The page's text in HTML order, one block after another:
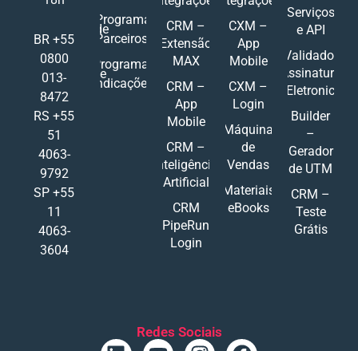
BR +55
0800
013-
8472
RS +55
51
4063-
9792
SP +55
11
4063-
3604
Programa
de
Parceiros
Programa
de
Indicações
CRM –
Extensão
MAX
CRM –
App
Mobile
CRM –
Inteligência
Artificial
CRM
PipeRun
Login
CXM –
App
Mobile
CXM –
Login
Máquina
de
Vendas
Materiais
eBooks
Serviços
e API
Validador
Assinatura
Eletronic
Builder
–
Gerador
de UTM
CRM –
Teste
Grátis
Redes Sociais